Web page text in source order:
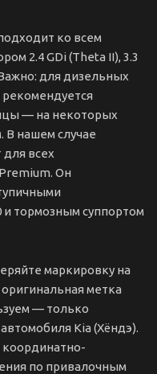
ко всем
2.4 GDi (Theta II), 3.3
Важно: для дизельных
— на некоторых
В нашем случае
всех
Он
и тормозным суппортом
маркировку на
метка
— только
Kia (Хёндэ).
координатно-
по привалочным